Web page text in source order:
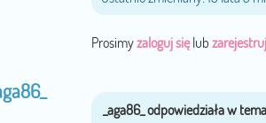
Prosimyzaloguj sięlub